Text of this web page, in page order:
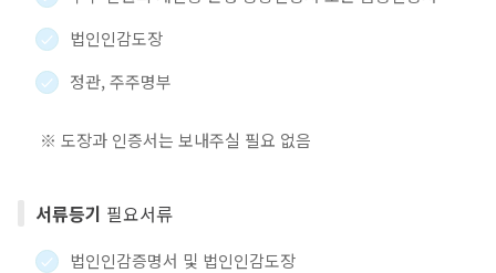
법인인감도장
정관, 주주명부
※ 도장과 인증서는 보내주실 필요 없음
서류등기 필요서류
법인인감증명서 및 법인인감도장